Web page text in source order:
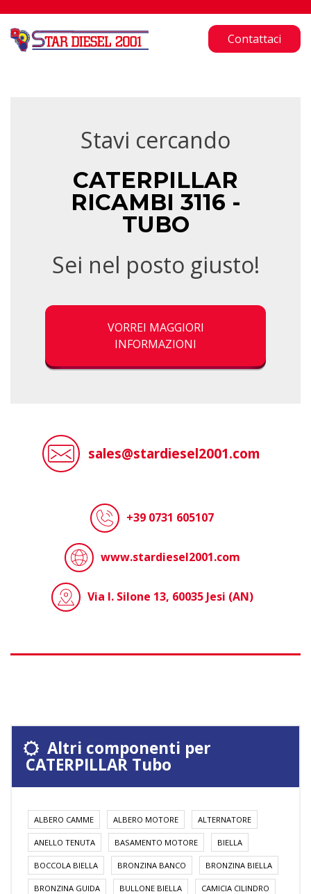
Contattaci
Stavi cercando
CATERPILLAR
RICAMBI 3116 -
TUBO
Sei nel posto giusto!
VORREI MAGGIORI
INFORMAZIONI
sales@stardiesel2001.com
+39 0731 605107
www.stardiesel2001.com
Via I. Silone 13, 60035 Jesi (AN)
Altri componenti per
CATERPILLAR Tubo
ALBERO CAMME ALBERO MOTORE ALTERNATORE
ANELLO TENUTA BASAMENTO MOTORE BIELLA
BOCCOLA BIELLA BRONZINA BANCO BRONZINA BIELLA
BRONZINA GUIDA BULLONE BIELLA CAMICIA CILINDRO